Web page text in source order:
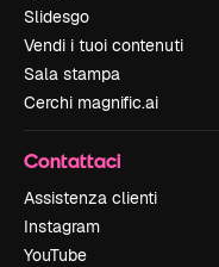
Slidesgo
Vendi i tuoi contenuti
Sala stampa
Cerchi magnific.ai
Contattaci
Assistenza clienti
Instagram
YouTube